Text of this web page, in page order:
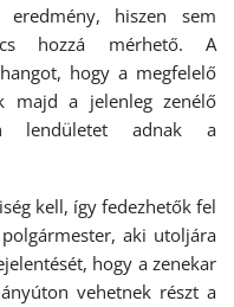
eredmény, hiszen sem
hozzá mérhető. A
hogy a megfelelő
majd a jelenleg zenélő
lendületet adnak a
kell, így fedezhetők fel
aki utoljára
hogy a zenekar
vehetnek részt a